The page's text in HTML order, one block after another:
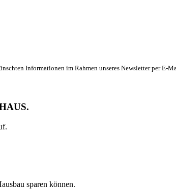
Informationen im Rahmen unseres Newsletter per
sparen können.